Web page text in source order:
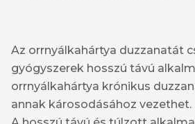
Az orrnyálkahártya duzzanatát
gyógyszerek hosszú távú
orrnyálkahártya krónikus
annak károsodásához vezethet.